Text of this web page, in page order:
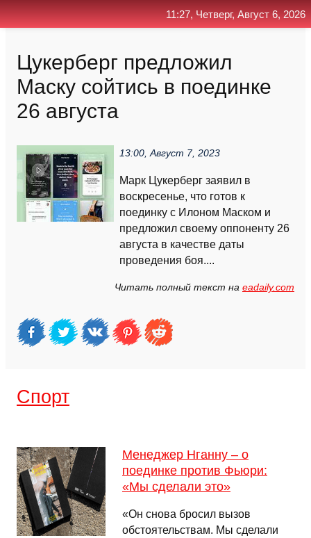
Цукерберг предложил
Маску сойтись в поединке
26 августа
13:00, Август 7, 2023
Марк Цукерберг заявил в
воскресенье, что готов к
поединку с Илоном Маском и
предложил своему оппоненту 26
августа в качестве даты
проведения боя....
Читать полный текст на eadaily.com
Спорт
Менеджер Нганну – о
поединке против Фьюри:
«Мы сделали это»
«Он снова бросил вызов
обстоятельствам. Мы сделали
11:27, Четверг, Август 6, 2026